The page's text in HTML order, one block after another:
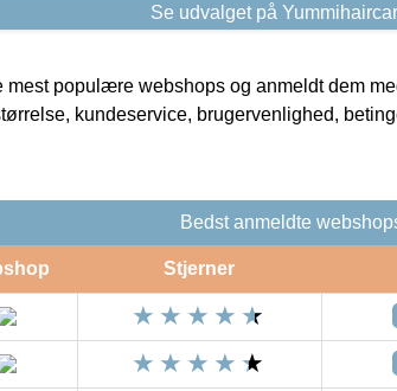
Se udvalget på
mest populære webshops og anmeldt dem
kundeservice, brugervenlighed,
Bedst anmeldte
Stjerner